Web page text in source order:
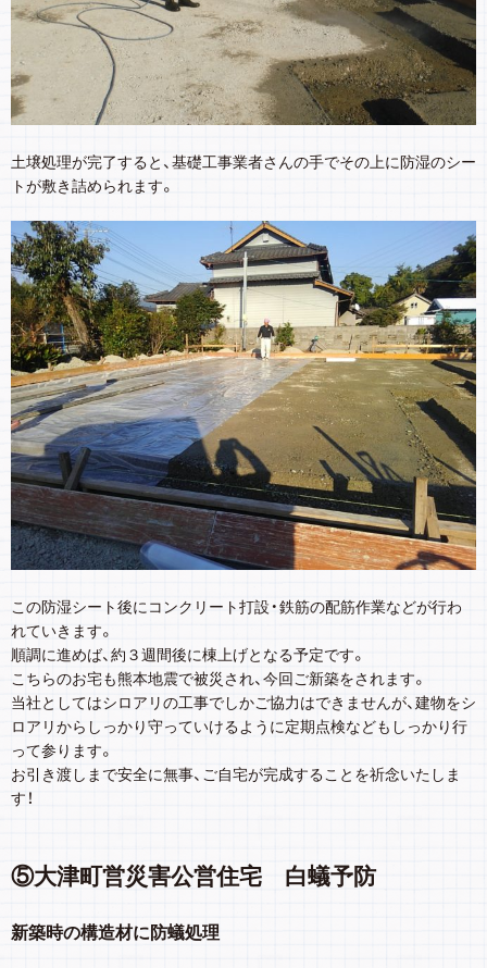
土壌処理が完了すると、基礎工事業者さんの手でその上に防湿のシー
トが敷き詰められます。
この防湿シート後にコンクリート打設・鉄筋の配筋作業などが行わ
れていきます。
順調に進めば、約３週間後に棟上げとなる予定です。
こちらのお宅も熊本地震で被災され、今回ご新築をされます。
当社としてはシロアリの工事でしかご協力はできませんが、建物をシ
ロアリからしっかり守っていけるように定期点検などもしっかり行
って参ります。
お引き渡しまで安全に無事、ご自宅が完成することを祈念いたしま
す！
⑤大津町営災害公営住宅 白蟻予防
新築時の構造材に防蟻処理